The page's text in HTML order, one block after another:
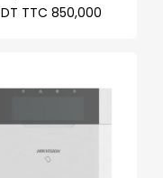
DT TTC 850,000